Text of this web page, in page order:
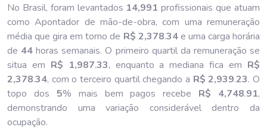
No Brasil, foram levantados 14,991 profissionais que atuam
como Apontador de mão-de-obra, com uma remuneração
média que gira em torno de R$ 2,378.34e uma carga horária
de 44 horas semanais. O primeiro quartil da remuneração se
situa em R$ 1,987.33, enquanto a mediana fica em R$
2,378.34, com o terceiro quartil chegando a R$ 2,939.23. O
topo dos 5% mais bem pagos recebe R$ 4,748.91,
demonstrando uma variação considerável dentro da
ocupação.